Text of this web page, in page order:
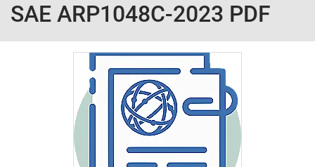
SAE ARP1048C-2023 PDF